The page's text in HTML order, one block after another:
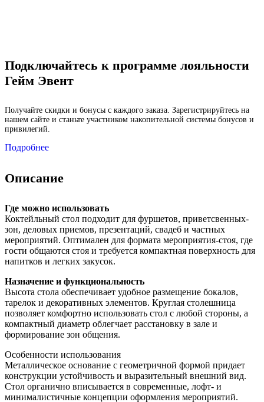
Подключайтесь к программе лояльности
Гейм Эвент
Получайте скидки и бонусы с каждого заказа. Зарегистрируйтесь на
нашем сайте и станьте участником накопительной системы бонусов и
привилегий.
Подробнее
Описание
Где можно использовать
Коктейльный стол подходит для фуршетов, приветсвенных-
зон, деловых приемов, презентаций, свадеб и частных
мероприятий. Оптимален для формата мероприятия-стоя, где
гости общаются стоя и требуется компактная поверхность для
напитков и легких закусок.
Назначение и функциональность
Высота стола обеспечивает удобное размещение бокалов,
тарелок и декоративных элементов. Круглая столешница
позволяет комфортно использовать стол с любой стороны, а
компактный диаметр облегчает расстановку в зале и
формирование зон общения.
Особенности использования
Металлическое основание с геометричной формой придает
конструкции устойчивость и выразительный внешний вид.
Стол органично вписывается в современные, лофт- и
минималистичные концепции оформления мероприятий.